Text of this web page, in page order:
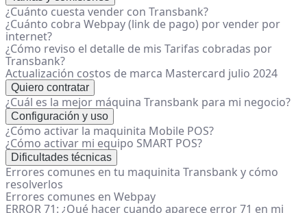
¿Cuánto cuesta vender con Transbank?
¿Cuánto cobra Webpay (link de pago) por vender por
internet?
¿Cómo reviso el detalle de mis Tarifas cobradas por
Transbank?
Actualización costos de marca Mastercard julio 2024
Quiero contratar
¿Cuál es la mejor máquina Transbank para mi negocio?
Configuración y uso
¿Cómo activar la maquinita Mobile POS?
¿Cómo activar mi equipo SMART POS?
Dificultades técnicas
Errores comunes en tu maquinita Transbank y cómo
resolverlos
Errores comunes en Webpay
ERROR 71: ¿Qué hacer cuando aparece error 71 en mi